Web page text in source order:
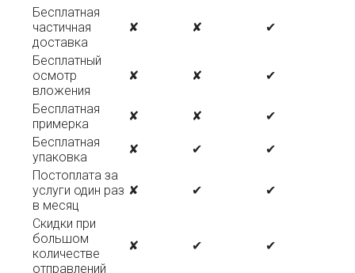
Бесплатная
частичная
доставка
✘ ✘ ✔
Бесплатный
осмотр
вложения
✘ ✘ ✔
Бесплатная
примерка
✘ ✘
✔
Бесплатная
упаковка
✘ ✔
✔
Постоплата за
услуги один раз
в месяц
✘ ✔ ✔
Скидки при
большом
количестве
отправлений
✘ ✔ ✔